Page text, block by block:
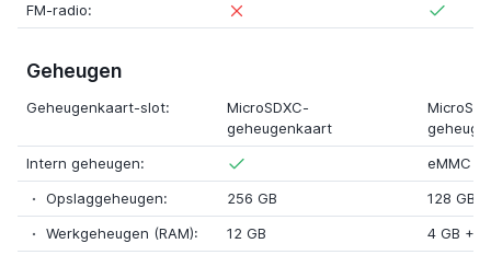
FM-radio:
Geheugen
Geheugenkaart-slot:
MicroSDXC-
geheugenkaart
Intern geheugen:
eMMC
Opslaggeheugen:
256 GB 128 GB
Werkgeheugen (RAM):
12 GB 4 GB +